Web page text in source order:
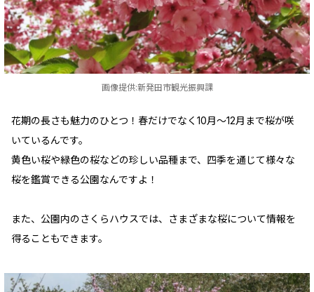
画像提供:新発田市観光振興課
花期の長さも魅力のひとつ！春だけでなく10月～12月まで桜が咲
いているんです。
黄色い桜や緑色の桜などの珍しい品種まで、四季を通じて様々な
桜を鑑賞できる公園なんですよ！
また、公園内のさくらハウスでは、さまざまな桜について情報を
得ることもできます。